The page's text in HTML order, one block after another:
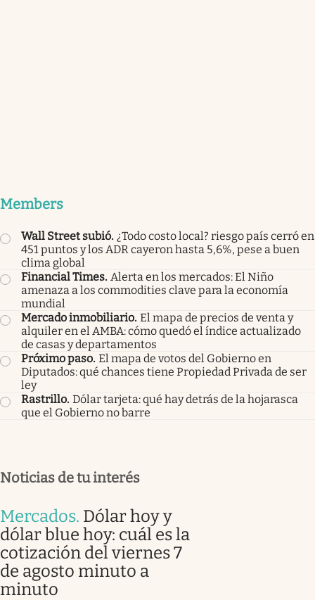
Members
Wall Street subió. ¿Todo costo local? riesgo país cerró en
451 puntos y los ADR cayeron hasta 5,6%, pese a buen
clima global
Financial Times. Alerta en los mercados: El Niño
amenaza a los commodities clave para la economía
mundial
Mercado inmobiliario. El mapa de precios de venta y
alquiler en el AMBA: cómo quedó el índice actualizado
de casas y departamentos
Próximo paso. El mapa de votos del Gobierno en
Diputados: qué chances tiene Propiedad Privada de ser
ley
Rastrillo. Dólar tarjeta: qué hay detrás de la hojarasca
que el Gobierno no barre
Noticias de tu interés
Mercados. Dólar hoy y
dólar blue hoy: cuál es la
cotización del viernes 7
de agosto minuto a
minuto